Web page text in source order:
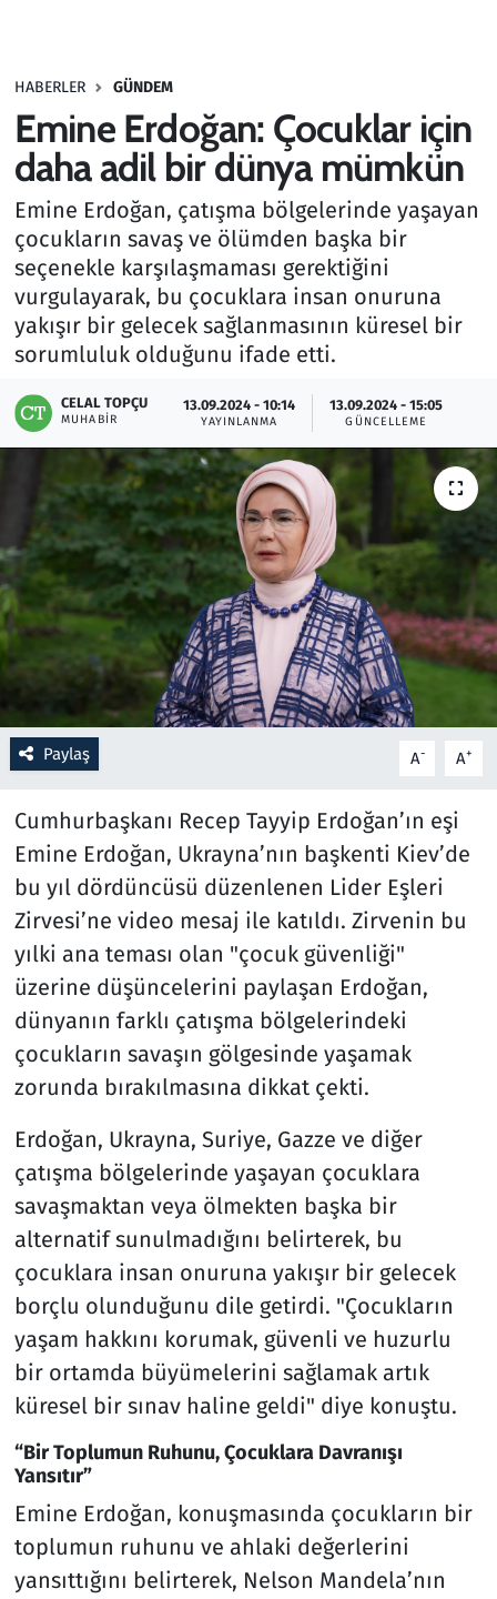
HABERLER GÜNDEM
Emine Erdoğan: Çocuklar için
daha adil bir dünya mümkün
Emine Erdoğan, çatışma bölgelerinde yaşayan
çocukların savaş ve ölümden başka bir
seçenekle karşılaşmaması gerektiğini
vurgulayarak, bu çocuklara insan onuruna
yakışır bir gelecek sağlanmasının küresel bir
sorumluluk olduğunu ifade etti.
CELAL TOPÇU
MUHABIR
13.09.2024 - 10:14
YAYINLANMA
13.09.2024 - 15:05
GÜNCELLEME
Paylaş A- A+
Cumhurbaşkanı Recep Tayyip Erdoğan’ın eşi
Emine Erdoğan, Ukrayna’nın başkenti Kiev’de
bu yıl dördüncüsü düzenlenen Lider Eşleri
Zirvesi’ne video mesaj ile katıldı. Zirvenin bu
yılki ana teması olan "çocuk güvenliği"
üzerine düşüncelerini paylaşan Erdoğan,
dünyanın farklı çatışma bölgelerindeki
çocukların savaşın gölgesinde yaşamak
zorunda bırakılmasına dikkat çekti.
Erdoğan, Ukrayna, Suriye, Gazze ve diğer
çatışma bölgelerinde yaşayan çocuklara
savaşmaktan veya ölmekten başka bir
alternatif sunulmadığını belirterek, bu
çocuklara insan onuruna yakışır bir gelecek
borçlu olunduğunu dile getirdi. "Çocukların
yaşam hakkını korumak, güvenli ve huzurlu
bir ortamda büyümelerini sağlamak artık
küresel bir sınav haline geldi" diye konuştu.
“Bir Toplumun Ruhunu, Çocuklara Davranışı
Yansıtır”
Emine Erdoğan, konuşmasında çocukların bir
toplumun ruhunu ve ahlaki değerlerini
yansıttığını belirterek, Nelson Mandela’nın
Haber
Kültür Sanat
Kurumsal Haberler
Lezzet Durağı
Memur ve Kamu
Ramazan
Resmi İlanlar
Rüya Tabirleri
Sağlık
Savunma Sanayi
Seçim 2023
Spor
Teknoloji ve Bilim
Televizyon